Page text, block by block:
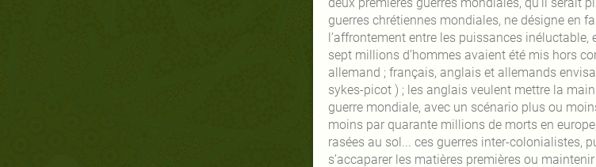
guerres chrétiennes mondiales, ne désigne en
l’affrontement entre les puissances
sept millions d’hommes avaient été mis hors
allemand ; français, anglais et allemands
sykes-picot ) ; les anglais veulent mettre la
guerre mondiale, avec un scénario plus ou
moins par quarante millions de morts en
rasées au sol... ces guerres inter-colonialistes,
s’accaparer les matières premières ou